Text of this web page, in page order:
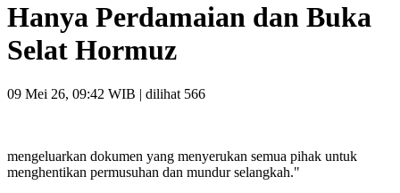
Hanya Perdamaian dan Buka
Selat Hormuz
09 Mei 26, 09:42 WIB | dilihat 566
mengeluarkan dokumen yang menyerukan semua pihak untuk
menghentikan permusuhan dan mundur selangkah."